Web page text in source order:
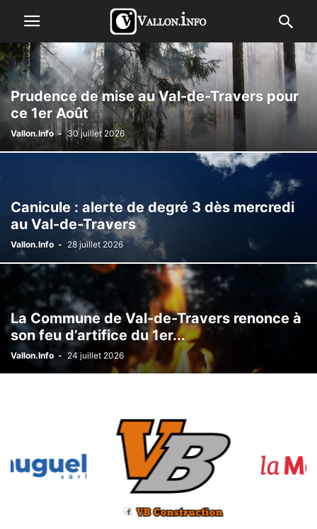
Prudence de mise au Val-de-Travers pour
ce 1er Août
Vallon.Info - 30 juillet 2026
Canicule : alerte de degré 3 dès mercredi
au Val-de-Travers
Vallon.Info - 28 juillet 2026
La Commune de Val-de-Travers renonce à
son feu d’artifice du 1er...
Vallon.Info - 24 juillet 2026